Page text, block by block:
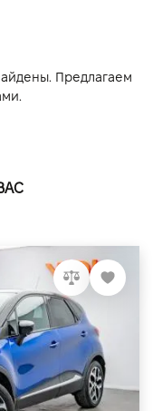
Предлагаем